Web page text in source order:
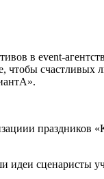
в event-
чтобы счастливых
идеи сценаристы